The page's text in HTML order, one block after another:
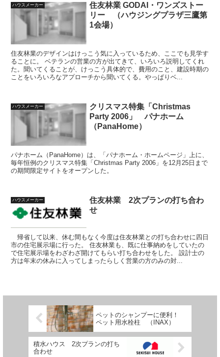
ハウスメーカー
住友林業 GODAI・ワンズストー
リー （ハウジングプラザ三鷹第
1会場）
住友林業のデザインはけっこう気に入っているため、ここでも見学す
ることに。 ベテランの営業の方が出てきて、いろいろ説明してくれ
た。聞いてくることが、けっこう具体的で、費用のこと、建設時期の
ことをいろいろなアプローチから聞いてくる。やっぱりベ...
ハウスメーカー
クリスマス特集「Christmas
Party 2006」 パナホーム
（PanaHome）
パナホーム（PanaHome）は、「パナホーム・ホームページ」上に、
毎年恒例のクリスマス特集「Christmas Party 2006」を12月25日まで
の期間限定サイトをオープンした。
ハウスメーカー
住友林業 2次プランの打ち合わ
せ
帰省して以来、休む間もなく今度は住友林業との打ち合わせに四日
市の住宅展示場に行った。 住友林業も、既に仕事納めをしていたの
で住宅展示場をわざわざ開けてもらい打ち合わせをした。 設計士の
方は年末の休みに入ってしまったらしく営業の方のみの対...
ペットのシャンプーに便利！
ペット用水栓柱 （INAX）
積水ハウス 2次プランの打ち
合わせ